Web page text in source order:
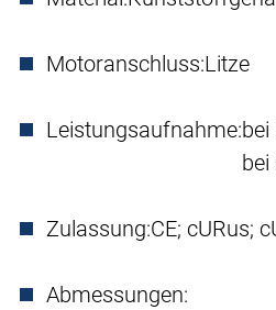
Motoranschluss:Litze
Leistungsaufnahme:
Zulassung:CE; cURus;
Abmessungen: